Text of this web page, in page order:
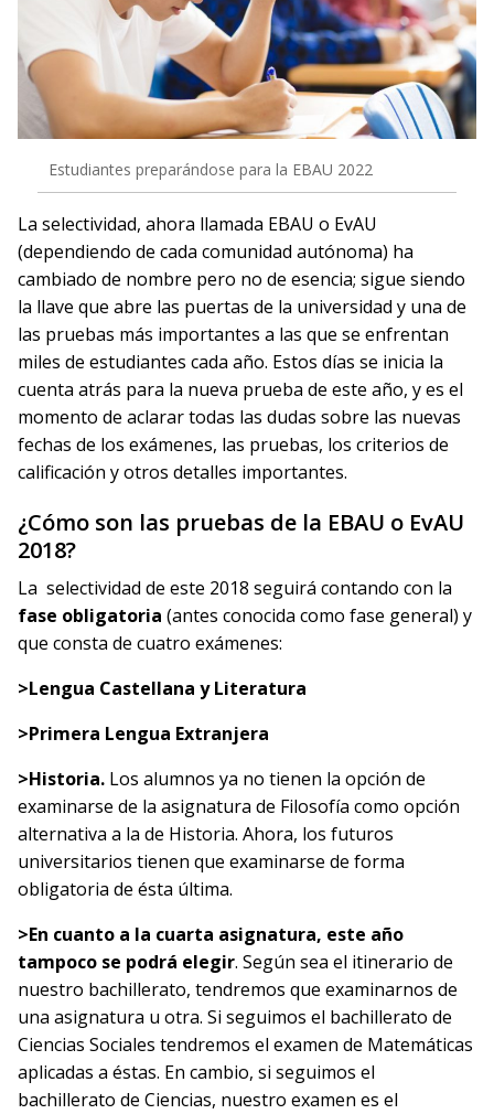
Estudiantes preparándose para la EBAU 2022
La selectividad, ahora llamada EBAU o EvAU
(dependiendo de cada comunidad autónoma) ha
cambiado de nombre pero no de esencia; sigue siendo
la llave que abre las puertas de la universidad y una de
las pruebas más importantes a las que se enfrentan
miles de estudiantes cada año. Estos días se inicia la
cuenta atrás para la nueva prueba de este año, y es el
momento de aclarar todas las dudas sobre las nuevas
fechas de los exámenes, las pruebas, los criterios de
calificación y otros detalles importantes.
¿Cómo son las pruebas de la EBAU o EvAU
2018?
La selectividad de este 2018 seguirá contando con la
fase obligatoria (antes conocida como fase general) y
que consta de cuatro exámenes:
>Lengua Castellana y Literatura
>Primera Lengua Extranjera
>Historia. Los alumnos ya no tienen la opción de
examinarse de la asignatura de Filosofía como opción
alternativa a la de Historia. Ahora, los futuros
universitarios tienen que examinarse de forma
obligatoria de ésta última.
>En cuanto a la cuarta asignatura, este año
tampoco se podrá elegir. Según sea el itinerario de
nuestro bachillerato, tendremos que examinarnos de
una asignatura u otra. Si seguimos el bachillerato de
Ciencias Sociales tendremos el examen de Matemáticas
aplicadas a éstas. En cambio, si seguimos el
bachillerato de Ciencias, nuestro examen es el